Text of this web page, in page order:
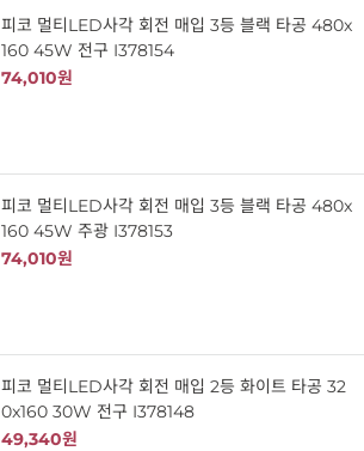
피코 멀티LED사각 회전 매입 3등 블랙 타공 480x
160 45W 전구 I378154
74,010원
피코 멀티LED사각 회전 매입 3등 블랙 타공 480x
160 45W 주광 I378153
74,010원
피코 멀티LED사각 회전 매입 2등 화이트 타공 32
0x160 30W 전구 I378148
49,340원